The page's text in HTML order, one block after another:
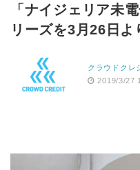
「ナイジェリア未
リーズを3月26日よ
クラウドクレ
2019/3/27